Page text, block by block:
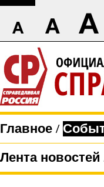
Главное /
Лента новостей